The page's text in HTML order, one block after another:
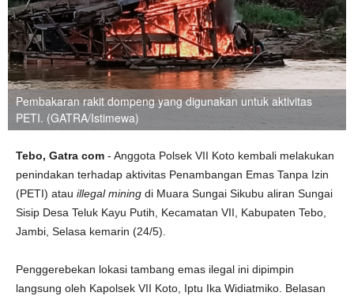
Pembakaran rakit dompeng yang digunakan untuk aktivitas
PETI. (GATRA/Istimewa)
Tebo, Gatra com - Anggota Polsek VII Koto kembali melakukan
penindakan terhadap aktivitas Penambangan Emas Tanpa Izin
(PETI) atau illegal mining di Muara Sungai Sikubu aliran Sungai
Sisip Desa Teluk Kayu Putih, Kecamatan VII, Kabupaten Tebo,
Jambi, Selasa kemarin (24/5).
Penggerebekan lokasi tambang emas ilegal ini dipimpin
langsung oleh Kapolsek VII Koto, Iptu Ika Widiatmiko. Belasan